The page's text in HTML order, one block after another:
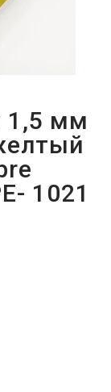
1,5 мм
1021